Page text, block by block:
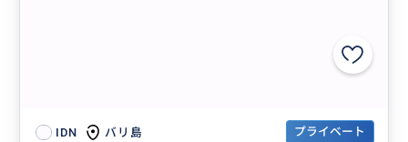
IDN バリ島 プライベート